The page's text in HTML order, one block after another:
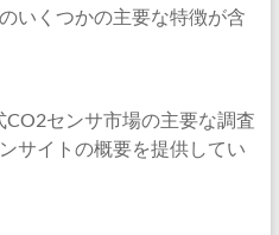
いくつかの主要な特徴が含
センサ市場の主要な調査
サイトの概要を提供してい